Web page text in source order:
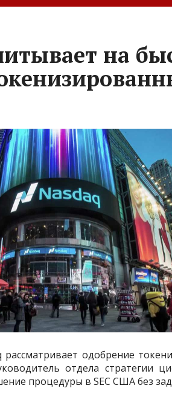
на
одобрение
отдела стратегии
процедуры в SEC США без